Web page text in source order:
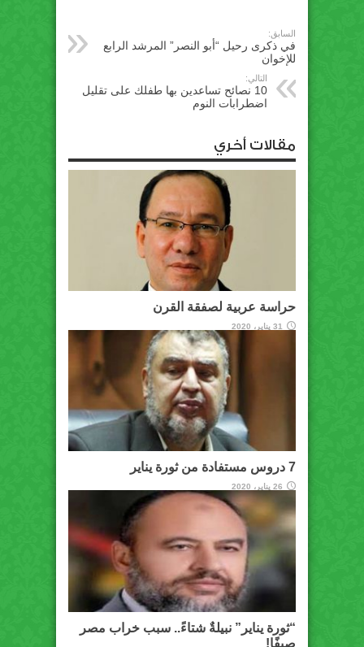
السابق:
في ذكرى رحيل “أبو النصر” المرشد الرابع
للإخوان
التالي:
10 نصائح تساعدين بها طفلك على تقليل
اضطرابات النوم
مقالات أخري
حراسة عربية لصفقة القرن
31 يناير، 2020
7 دروس مستفادة من ثورة يناير
26 يناير، 2020
“ثورة يناير” نبيلةٌ شتاءً.. سبب خراب مصر
صيفًا!